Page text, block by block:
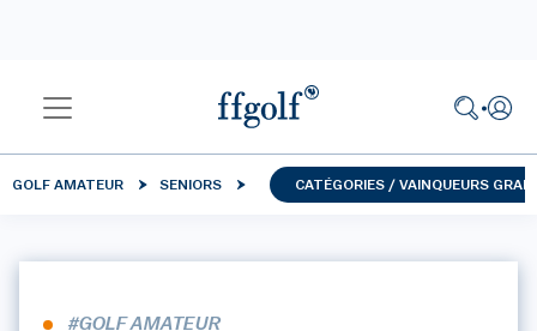
GOLF AMATEUR SENIORS CATÉGORIES / VAINQUEURS
#GOLF AMATEUR